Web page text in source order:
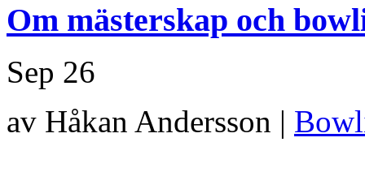
Om mästerskap och
Sep 26
av Håkan Andersson |